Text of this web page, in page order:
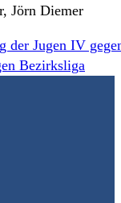
Jörn Diemer
der Jugen IV
Bezirksliga